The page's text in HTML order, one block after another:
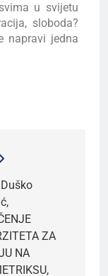
u svijetu
sloboda?
napravi jedna
ZA
NA